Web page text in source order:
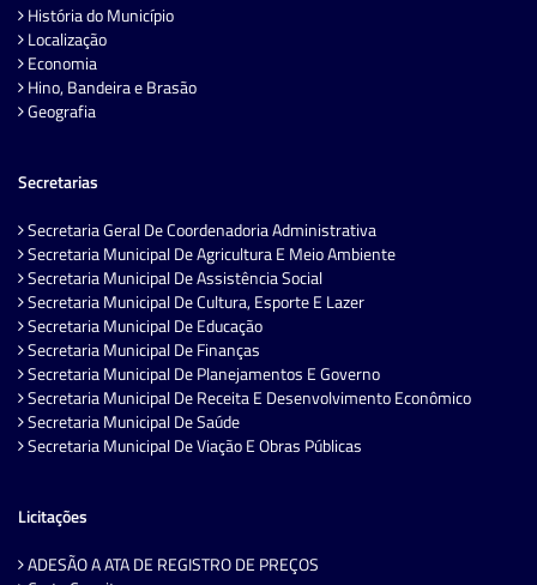
História do Município
Localização
Economia
Hino, Bandeira e Brasão
Geografia
Secretarias
Secretaria Geral De Coordenadoria Administrativa
Secretaria Municipal De Agricultura E Meio Ambiente
Secretaria Municipal De Assistência Social
Secretaria Municipal De Cultura, Esporte E Lazer
Secretaria Municipal De Educação
Secretaria Municipal De Finanças
Secretaria Municipal De Planejamentos E Governo
Secretaria Municipal De Receita E Desenvolvimento Econômico
Secretaria Municipal De Saúde
Secretaria Municipal De Viação E Obras Públicas
Licitações
ADESÃO A ATA DE REGISTRO DE PREÇOS